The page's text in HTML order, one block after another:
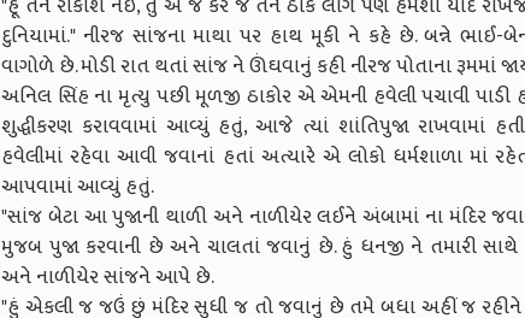
દુનિયામાં." નીરજ સાંજના માથા પર હાથ મૂકી ને કહે છે. બન્ને
વાગોળે છે. મોડી રાત થતાં સાંજ ને ઊંઘવાનું કહી નીરજ પોતાના રૂમમાં
અનિલ સિંહ ના મૃત્યુ પછી મૂળજી ઠાકોર એ એમની હવેલી પચાવી પાડી
શુદ્ધીકરણ કરાવવામાં આવ્યું હતું, આજે ત્યાં શાંતિપુજા રાખવામાં
હવેલીમાં રહેવા આવી જવાનાં હતાં અત્યારે એ લોકો ધર્મશાળા માં
આપવામાં આવ્યું હતું.
"સાંજ બેટા આ પુજાની થાળી અને નાળીયેર લઈને અંબામાં ના મંદિર
મુજબ પુજા કરવાની છે અને ચાલતાં જવાનું છે. હું ધનજી ને તમારી સાથે
અને નાળીયેર સાંજને આપે છે.
"હું એકલી જ જઉં છું મંદિર સુધી જ તો જવાનું છે તમે બધા અહીં જ રહીને